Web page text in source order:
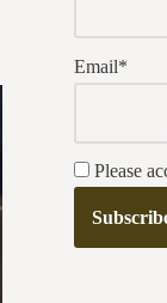
Email*
Please